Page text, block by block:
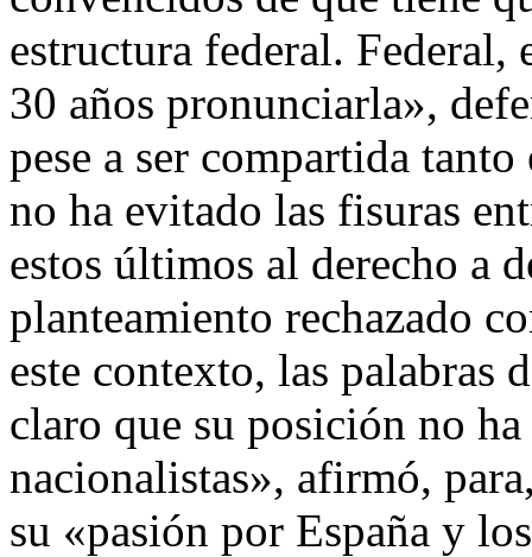
estructura federal. Federal,
30 años pronunciarla»,
pese a ser compartida
no ha evitado las fisuras
estos últimos al derecho a
planteamiento rechazado
este contexto, las palabras
claro que su posición no
nacionalistas», afirmó,
su «pasión por España y